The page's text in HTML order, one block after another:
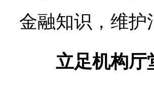
金融知识，维护
立足机构厅